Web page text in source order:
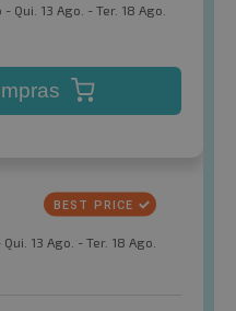
13 Ago. - Ter. 18 Ago.
13 Ago. - Ter. 18 Ago.